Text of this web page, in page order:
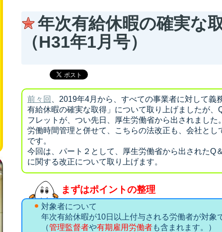
年次有給休暇の確実な
（H31年1月号）
前々回
、2019年4月から、すべての事業者に対して義
有給休暇の確実な取得」について取り上げましたが、
フレットが、つい先日、厚生労働省から出されました。
労働時間管理と併せて、こちらの法改正も、会社とし
です。
今回は、パート２として、厚生労働省から出されたQ
に関する改正について取り上げます。
対象者について
年次有給休暇が10日以上付与される労働者が対象
（管理監督者や有期雇用労働者も含まれます。）
まずはポイントの整理